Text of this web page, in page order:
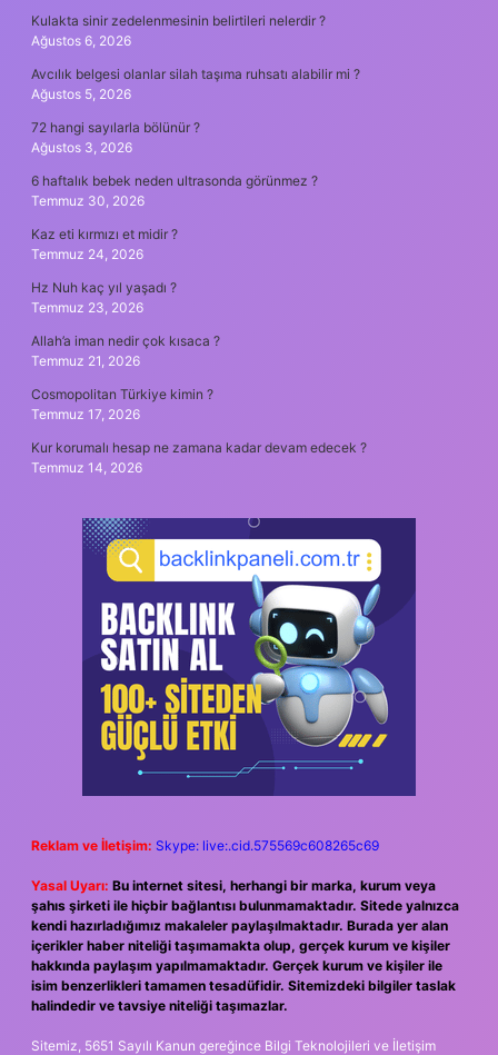
Kulakta sinir zedelenmesinin belirtileri nelerdir ?
Ağustos 6, 2026
Avcılık belgesi olanlar silah taşıma ruhsatı alabilir mi ?
Ağustos 5, 2026
72 hangi sayılarla bölünür ?
Ağustos 3, 2026
6 haftalık bebek neden ultrasonda görünmez ?
Temmuz 30, 2026
Kaz eti kırmızı et midir ?
Temmuz 24, 2026
Hz Nuh kaç yıl yaşadı ?
Temmuz 23, 2026
Allah’a iman nedir çok kısaca ?
Temmuz 21, 2026
Cosmopolitan Türkiye kimin ?
Temmuz 17, 2026
Kur korumalı hesap ne zamana kadar devam edecek ?
Temmuz 14, 2026
Reklam ve İletişim: Skype: live:.cid.575569c608265c69
Yasal Uyarı: Bu internet sitesi, herhangi bir marka, kurum veya
şahıs şirketi ile hiçbir bağlantısı bulunmamaktadır. Sitede yalnızca
kendi hazırladığımız makaleler paylaşılmaktadır. Burada yer alan
içerikler haber niteliği taşımamakta olup, gerçek kurum ve kişiler
hakkında paylaşım yapılmamaktadır. Gerçek kurum ve kişiler ile
isim benzerlikleri tamamen tesadüfidir. Sitemizdeki bilgiler taslak
halindedir ve tavsiye niteliği taşımazlar.
Sitemiz, 5651 Sayılı Kanun gereğince Bilgi Teknolojileri ve İletişim